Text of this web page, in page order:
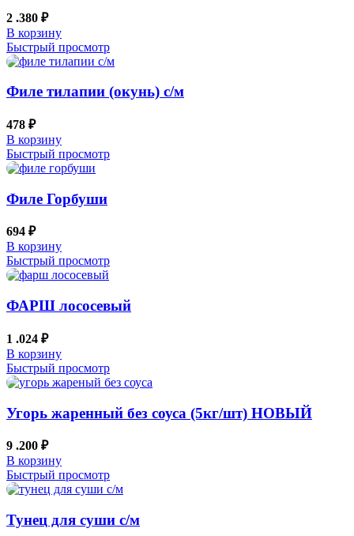
2 .380 ₽
В корзину
Быстрый просмотр
Филе тилапии (окунь) с/м
478 ₽
В корзину
Быстрый просмотр
Филе Горбуши
694 ₽
В корзину
Быстрый просмотр
ФАРШ лососевый
1 .024 ₽
В корзину
Быстрый просмотр
Угорь жаренный без соуса (5кг/шт) НОВЫЙ
9 .200 ₽
В корзину
Быстрый просмотр
Тунец для суши с/м